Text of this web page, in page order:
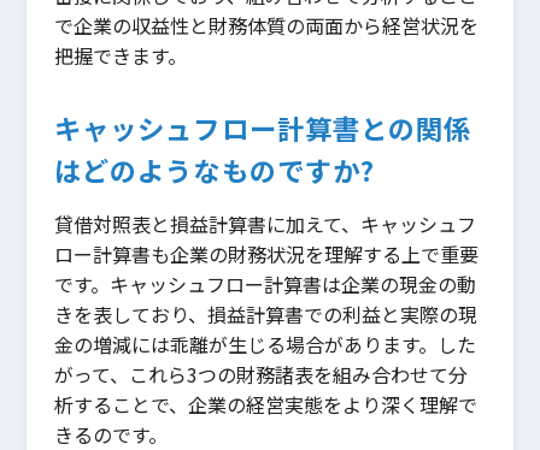
で企業の収益性と財務体質の両面から経営状況を
把握できます。
キャッシュフロー計算書との関係
はどのようなものですか?
貸借対照表と損益計算書に加えて、キャッシュフ
ロー計算書も企業の財務状況を理解する上で重要
です。キャッシュフロー計算書は企業の現金の動
きを表しており、損益計算書での利益と実際の現
金の増減には乖離が生じる場合があります。した
がって、これら3つの財務諸表を組み合わせて分
析することで、企業の経営実態をより深く理解で
きるのです。